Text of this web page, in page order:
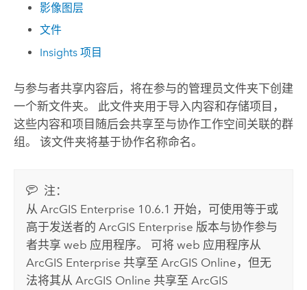
影像图层
文件
Insights 项目
与参与者共享内容后，将在参与的管理员文件夹下创建
一个新文件夹。 此文件夹用于导入内容和存储项目，
这些内容和项目随后会共享至与协作工作空间关联的群
组。 该文件夹将基于协作名称命名。
注：
从ArcGIS Enterprise 10.6.1 开始，可使用等于或
高于发送者的ArcGIS Enterprise 版本与协作参与
者共享 web 应用程序。 可将 web 应用程序从
ArcGIS Enterprise 共享至ArcGIS Online ，但无
法将其从ArcGIS Online 共享至ArcGIS